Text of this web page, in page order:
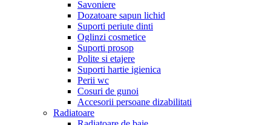
Savoniere
Dozatoare sapun lichid
Suporti periute dinti
Oglinzi cosmetice
Suporti prosop
Polite si etajere
Suporti hartie igienica
Perii wc
Cosuri de gunoi
Accesorii persoane dizabilitati
Radiatoare